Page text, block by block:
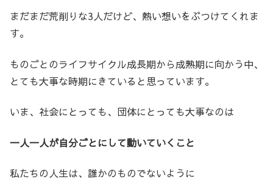
まだまだ荒削りな3人だけど、熱い想いをぶつけてくれま
す。
ものごとのライフサイクル成長期から成熟期に向かう中、
とても大事な時期にきていると思っています。
いま、社会にとっても、団体にとっても大事なのは
一人一人が自分ごとにして動いていくこと
私たちの人生は、誰かのものでないように